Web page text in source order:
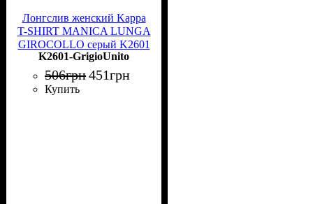
Лонгслив женский Kappa
T-SHIRT MANICA LUNGA
GIROCOLLO серый K2601
GrigioUnito
K2601-GrigioUnito
506грн451грн
Купить